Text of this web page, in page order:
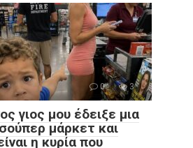
0 3
γιος μου έδειξε μια
μάρκετ και
η κυρία που